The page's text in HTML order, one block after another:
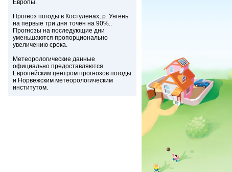
Европы.
Прогноз погоды в Костуленах, р. Унгень
на первые три дня точен на 90%..
Прогнозы на последующие дни
уменьшаются пропорционально
увеличению срока.
Метеорологические данные
официально предоставляются
Европейским центром прогнозов погоды
и Норвежским метеорологическим
институтом.